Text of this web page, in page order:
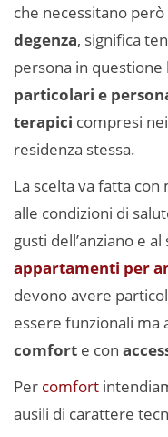
che necessitano però
degenza, significa
persona in questione
particolari e
terapici compresi
residenza stessa.
La scelta va fatta
alle condizioni di
gusti dell’anziano e
appartamenti per
devono avere
essere funzionali ma
comfort e con
Per comfort
ausili di carattere